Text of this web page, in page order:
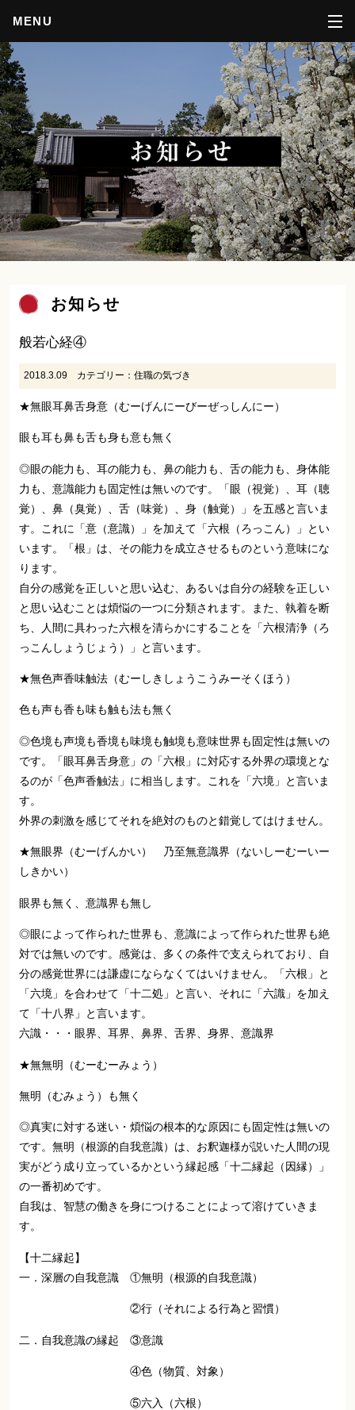
MENU
お知らせ
般若心経④
2018.3.09 カテゴリー：住職の気づき
★無眼耳鼻舌身意（むーげんにーびーぜっしんにー）
眼も耳も鼻も舌も身も意も無く
◎眼の能力も、耳の能力も、鼻の能力も、舌の能力も、身体能
力も、意識能力も固定性は無いのです。「眼（視覚）、耳（聴
覚）、鼻（臭覚）、舌（味覚）、身（触覚）」を五感と言いま
す。これに「意（意識）」を加えて「六根（ろっこん）」とい
います。「根」は、その能力を成立させるものという意味にな
ります。
自分の感覚を正しいと思い込む、あるいは自分の経験を正しい
と思い込むことは煩悩の一つに分類されます。また、執着を断
ち、人間に具わった六根を清らかにすることを「六根清浄（ろ
っこんしょうじょう）」と言います。
★無色声香味触法（むーしきしょうこうみーそくほう）
色も声も香も味も触も法も無く
◎色境も声境も香境も味境も触境も意味世界も固定性は無いの
です。「眼耳鼻舌身意」の「六根」に対応する外界の環境とな
るのが「色声香触法」に相当します。これを「六境」と言いま
す。
外界の刺激を感じてそれを絶対のものと錯覚してはけません。
★無眼界（むーげんかい） 乃至無意識界（ないしーむーいー
しきかい）
眼界も無く、意識界も無し
◎眼によって作られた世界も、意識によって作られた世界も絶
対では無いのです。感覚は、多くの条件で支えられており、自
分の感覚世界には謙虚にならなくてはいけません。「六根」と
「六境」を合わせて「十二処」と言い、それに「六識」を加え
て「十八界」と言います。
六識・・・眼界、耳界、鼻界、舌界、身界、意識界
★無無明（むーむーみょう）
無明（むみょう）も無く
◎真実に対する迷い・煩悩の根本的な原因にも固定性は無いの
です。無明（根源的自我意識）は、お釈迦様が説いた人間の現
実がどう成り立っているかという縁起感「十二縁起（因縁）」
の一番初めです。
自我は、智慧の働きを身につけることによって溶けていきま
す。
【十二縁起】
一．深層の自我意識 ①無明（根源的自我意識）
②行（それによる行為と習慣）
二．自我意識の縁起 ③意識
④色（物質、対象）
⑤六入（六根）